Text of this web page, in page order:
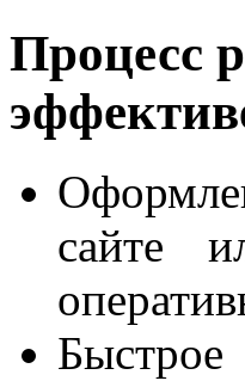
Процесс
сайте